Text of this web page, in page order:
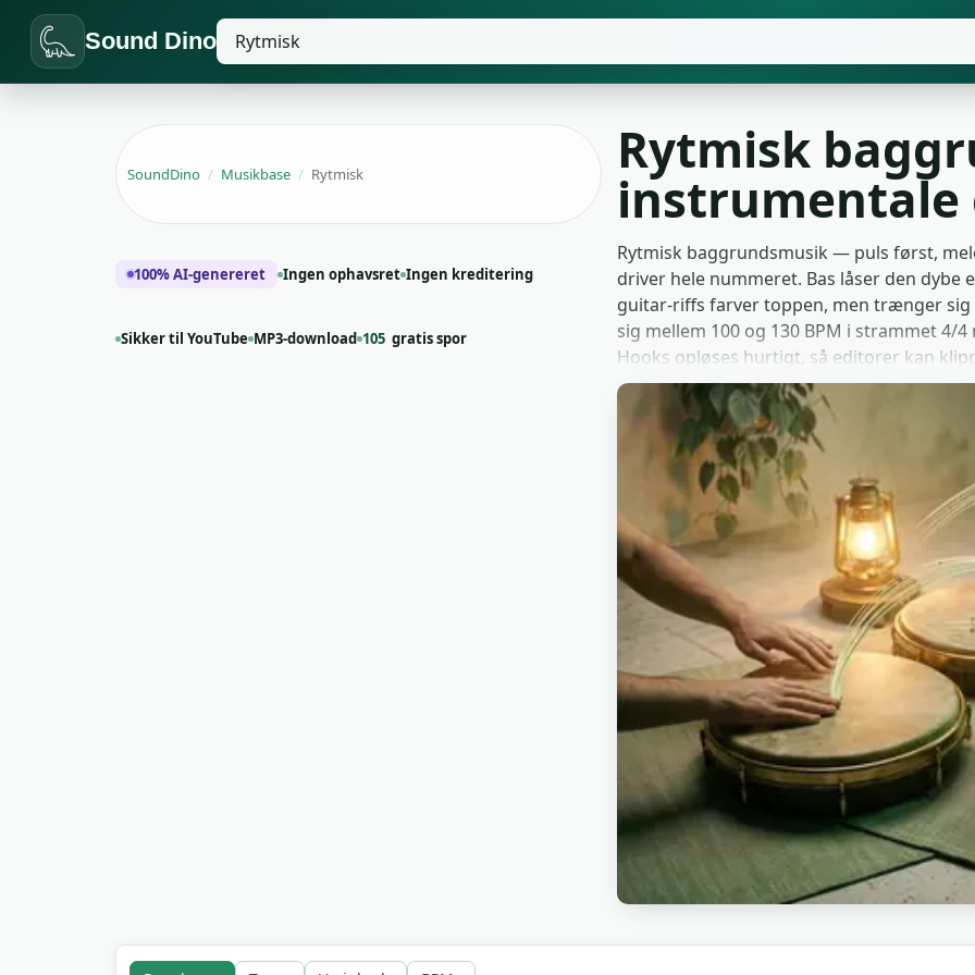
Sound Dino
SoundDino / Musikbase / Rytmisk Rytmisk
instrumentale
100% AI-genereret Ingen ophavsret Ingen kreditering
Sikker til YouTube MP3-download 105 gratis spor
Rytmisk baggrundsmusik — puls først,
driver hele nummeret. Bas låser den dybe
guitar-riffs farver toppen, men trænger
sig mellem 100 og 130 BPM i strammet 4/
Hooks opløses hurtigt, så editorer kan
Fitness-skabere lægger den under
danse-koreografer looper den gennem
medier. Gaming-YouTubere bedder den
opsummeringer på tværs af titler.
tempo og side-by-side-tests, og e-
demoer. Passer også til madlavnings-
fashion-reels. Se også dance eller